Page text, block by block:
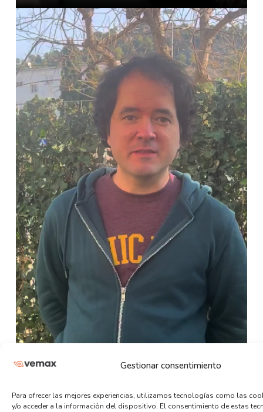
Gestionar consentimiento
Para ofrecer las mejores experiencias, utilizamos tecnologías como las
y/o acceder a la información del dispositivo. El consentimiento de estas